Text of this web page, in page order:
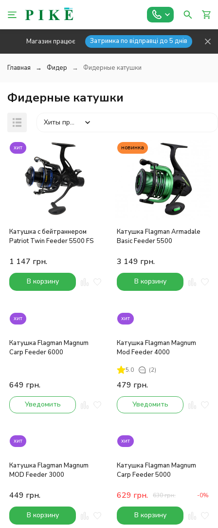
Магазин працює Затримка по відправці до 5 днів
Главная Фидер Фидерные катушки
Фидерные катушки
Хиты продаж
покупателей
хит
Катушка с бейтраннером
Patriot Twin Feeder 5500 FS
1 147 грн.
В корзину
новинка
Катушка Flagman Armadale
Basic Feeder 5500
3 149 грн.
В корзину
хит
Катушка Flagman Magnum
Carp Feeder 6000
649 грн.
Уведомить
хит
Катушка Flagman Magnum
Mod Feeder 4000
5.0 (2)
479 грн.
Уведомить
хит
Катушка Flagman Magnum
MOD Feeder 3000
449 грн.
В корзину
хит
Катушка Flagman Magnum
Carp Feeder 5000
629 грн. 630грн. -0%
В корзину